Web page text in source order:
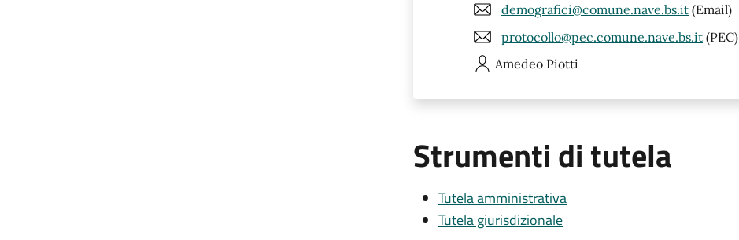
demografici@comune.nave.bs.it (Email)
protocollo@pec.comune.nave.bs.it (PEC)
Amedeo Piotti
Strumenti di tutela
Tutela amministrativa
Tutela giurisdizionale